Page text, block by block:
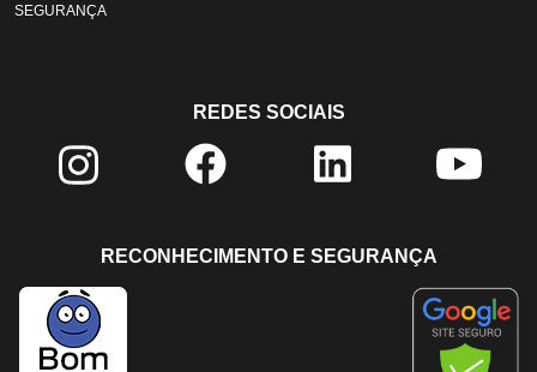
SEGURANÇA
REDES SOCIAIS
RECONHECIMENTO E SEGURANÇA